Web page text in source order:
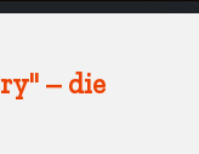
– die